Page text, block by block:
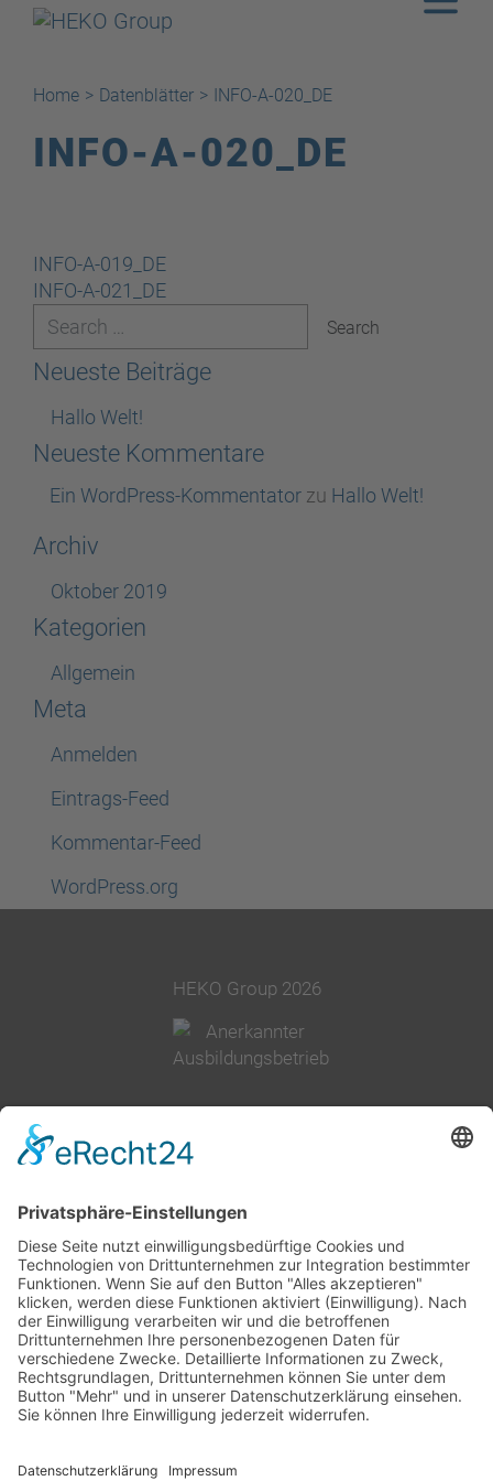
Home > Datenblätter > INFO-A-020_DE
INFO-A-020_DE
Beitragsnavigation
INFO-A-019_DE
INFO-A-021_DE
Neueste Beiträge
Hallo Welt!
Neueste Kommentare
Ein WordPress-Kommentator zu Hallo Welt!
Archiv
Oktober 2019
Kategorien
Allgemein
Meta
Anmelden
Eintrags-Feed
Kommentar-Feed
WordPress.org
HEKO Group 2026
Datenschutz
AGB
Cookie-Einstellungen
Unternehmensgruppe
Geschichte